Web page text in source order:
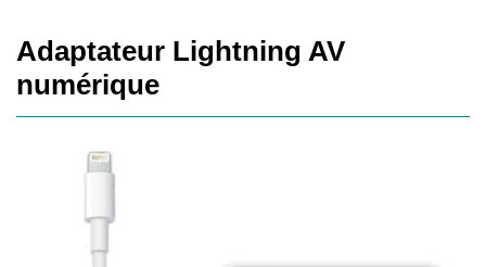
Adaptateur Lightning AV
numérique